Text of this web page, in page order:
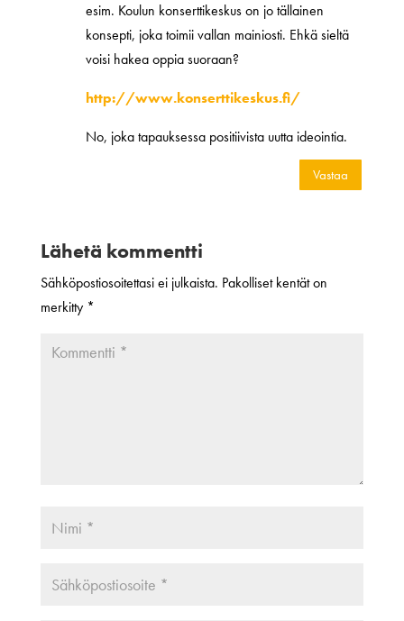
esim. Koulun konserttikeskus on jo tällainen
konsepti, joka toimii vallan mainiosti. Ehkä sieltä
voisi hakea oppia suoraan?
http://www.konserttikeskus.fi/
No, joka tapauksessa positiivista uutta ideointia.
Vastaa
Lähetä kommentti
Sähköpostiosoitettasi ei julkaista. Pakolliset kentät on
merkitty *